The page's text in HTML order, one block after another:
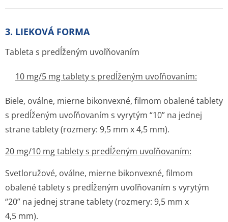
3. LIEKOVÁ FORMA
Tableta s predĺženým uvoľňovaním
10 mg/5 mg tablety s predĺženým uvoľňovaním:
Biele, oválne, mierne bikonvexné, filmom obalené tablety
s predĺženým uvoľňovaním s vyrytým “10” na jednej
strane tablety (rozmery: 9,5 mm x 4,5 mm).
20 mg/10 mg tablety s predĺženým uvoľňovaním:
Svetloružové, oválne, mierne bikonvexné, filmom
obalené tablety s predĺženým uvoľňovaním s vyrytým
“20” na jednej strane tablety (rozmery: 9,5 mm x
4,5 mm).